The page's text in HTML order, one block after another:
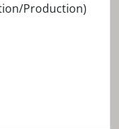
Production)